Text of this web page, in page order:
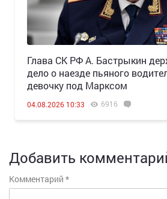
Глава СК РФ А. Бастрыкин
дело о наезде пьяного
девочку под Марксом
04.08.2026 10:33 6916
Добавить
Комментарий *